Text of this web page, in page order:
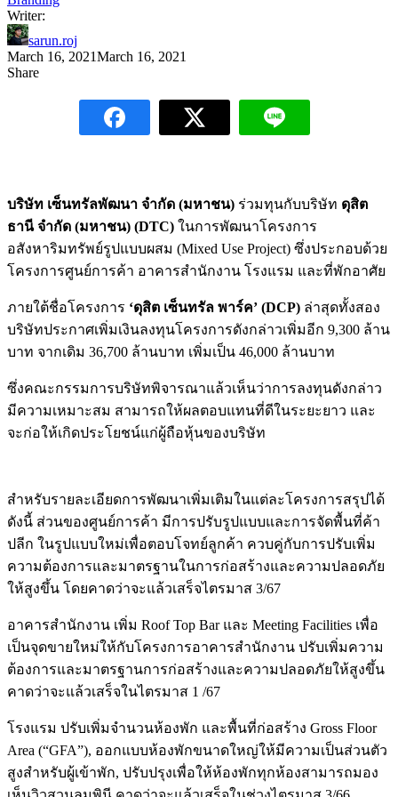
Writer:
sarun.roj
March 16, 2021March 16, 2021
Share
บริษัท เซ็นทรัลพัฒนา จำกัด (มหาชน) ร่วมทุนกับบริษัท ดุสิต
ธานี จำกัด (มหาชน) (DTC) ในการพัฒนาโครงการ
อสังหาริมทรัพย์รูปแบบผสม (Mixed Use Project) ซึ่งประกอบด้วย
โครงการศูนย์การค้า อาคารสำนักงาน โรงแรม และที่พักอาศัย
ภายใต้ชื่อโครงการ ‘ดุสิต เซ็นทรัล พาร์ค’ (DCP) ล่าสุดทั้งสอง
บริษัทประกาศเพิ่มเงินลงทุนโครงการดังกล่าวเพิ่มอีก 9,300 ล้าน
บาท จากเดิม 36,700 ล้านบาท เพิ่มเป็น 46,000 ล้านบาท
ซึ่งคณะกรรมการบริษัทพิจารณาแล้วเห็นว่าการลงทุนดังกล่าว
มีความเหมาะสม สามารถให้ผลตอบแทนที่ดีในระยะยาว และ
จะก่อให้เกิดประโยชน์แก่ผู้ถือหุ้นของบริษัท
สำหรับรายละเอียดการพัฒนาเพิ่มเติมในแต่ละโครงการสรุปได้
ดังนี้ ส่วนของศูนย์การค้า มีการปรับรูปแบบและการจัดพื้นที่ค้า
ปลีก ในรูปแบบใหม่เพื่อตอบโจทย์ลูกค้า ควบคู่กับการปรับเพิ่ม
ความต้องการและมาตรฐานในการก่อสร้างและความปลอดภัย
ให้สูงขึ้น โดยคาดว่าจะแล้วเสร็จไตรมาส 3/67
อาคารสำนักงาน เพิ่ม Roof Top Bar และ Meeting Facilities เพื่อ
เป็นจุดขายใหม่ให้กับโครงการอาคารสำนักงาน ปรับเพิ่มความ
ต้องการและมาตรฐานการก่อสร้างและความปลอดภัยให้สูงขึ้น
คาดว่าจะแล้วเสร็จในไตรมาส 1 /67
โรงแรม ปรับเพิ่มจำนวนห้องพัก และพื้นที่ก่อสร้าง Gross Floor
Area (“GFA”), ออกแบบห้องพักขนาดใหญ่ให้มีความเป็นส่วนตัว
สูงสำหรับผู้เข้าพัก, ปรับปรุงเพื่อให้ห้องพักทุกห้องสามารถมอง